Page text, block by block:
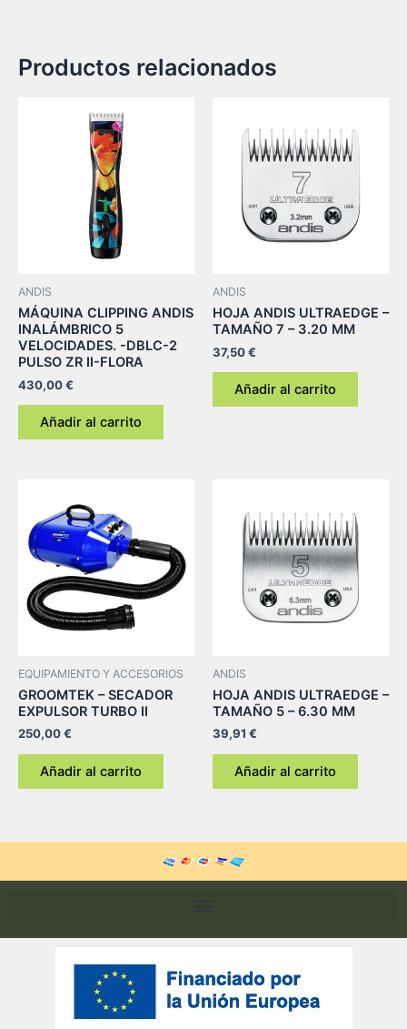
Productos relacionados
ANDIS
MÁQUINA CLIPPING ANDIS
INALÁMBRICO 5
VELOCIDADES. -DBLC-2
PULSO ZR II-FLORA
430,00€
Añadir al carrito
ANDIS
HOJA ANDIS ULTRAEDGE –
TAMAÑO 7 – 3.20 MM
37,50€
Añadir al carrito
EQUIPAMIENTO Y ACCESORIOS
GROOMTEK – SECADOR
EXPULSOR TURBO II
250,00€
Añadir al carrito
ANDIS
HOJA ANDIS ULTRAEDGE –
TAMAÑO 5 – 6.30 MM
39,91 €
Añadir al carrito